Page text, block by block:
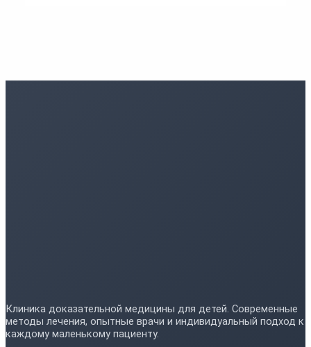
Клиника доказательной медицины для детей. Современные
методы лечения, опытные врачи и индивидуальный подход к
каждому маленькому пациенту.